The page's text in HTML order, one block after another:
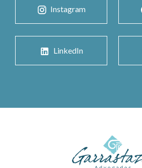
Instagram
LinkedIn